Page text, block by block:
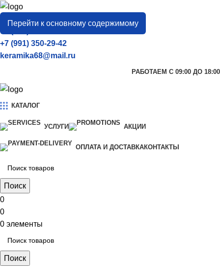
Перейти к основному содержимому
город
Тамбов
+7 (906) 657-33-54
+7 (991) 350-29-42
keramika68@mail.ru
РАБОТАЕМ С 09:00 ДО 18:00
КАТАЛОГ
УСЛУГИ АКЦИИ
ОПЛАТА И ДОСТАВКАКОНТАКТЫ
Поиск
0
0
0 элементы
Поиск